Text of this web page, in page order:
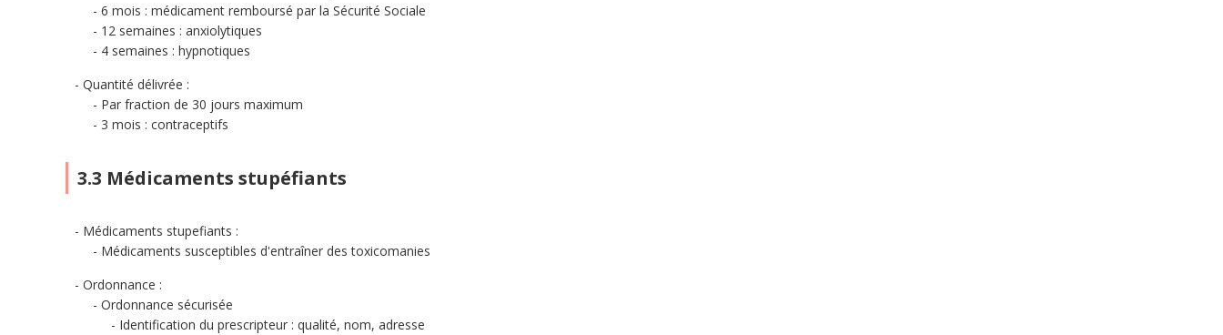
6 mois : médicament remboursé par la Sécurité Sociale
12 semaines : anxiolytiques
4 semaines : hypnotiques
Quantité délivrée :
Par fraction de 30 jours maximum
3 mois : contraceptifs
3.3 Médicaments stupéfiants
Médicaments stupefiants :
Médicaments susceptibles d'entraîner des toxicomanies
Ordonnance :
Ordonnance sécurisée
Identification du prescripteur : qualité, nom, adresse